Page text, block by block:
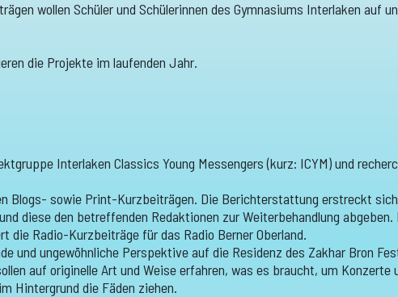
wollen Schüler und Schülerinnen des Gymnasiums Interlaken auf
die Projekte im laufenden Jahr.
Interlaken Classics Young Messengers (kurz: ICYM) und
Blogs- sowie Print-Kurzbeiträgen. Die Berichterstattung erstreckt
diese den betreffenden Redaktionen zur Weiterbehandlung
Radio-Kurzbeiträge für das Radio Berner Oberland.
und ungewöhnliche Perspektive auf die Residenz des Zakhar Bron
auf originelle Art und Weise erfahren, was es braucht, um
Hintergrund die Fäden ziehen.